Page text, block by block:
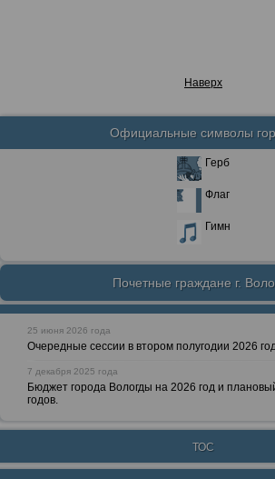
Наверх
Официальные символы
Герб
Флаг
Гимн
Почетные граждане г.
25 июня 2026 года
Очередные сессии в втором полугодии 2026
7 декабря 2025 года
Бюджет города Вологды на 2026 год и
годов.
ТОС